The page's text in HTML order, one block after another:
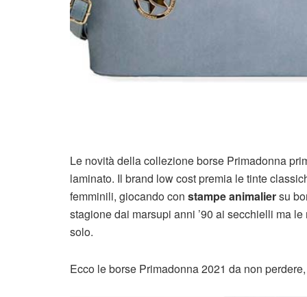
Le novità della collezione borse Primadonna
laminato. Il brand low cost premia le tinte
femminili, giocando con stampe animaliersu
stagione dai marsupi anni ’90 ai secchielli ma
solo.
Ecco le borse Primadonna 2021 da non